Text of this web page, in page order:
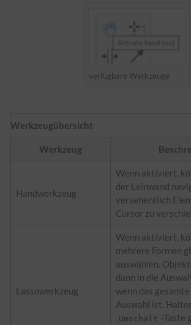
verfügbare Werkzeuge
Werkzeugübersicht
Werkzeug
Handwerkzeug
Wenn aktiviert,
der Leinwand
versehentlich
Cursor zu
Lassowerkzeug
Wenn aktiviert,
mehrere Formen
auswählen.
dann in die
wenn das
Auswahl ist.
Umschalt -Taste